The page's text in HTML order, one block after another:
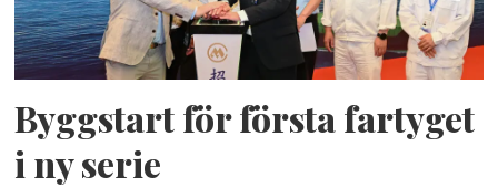
Byggstart för första fartyget
i ny serie